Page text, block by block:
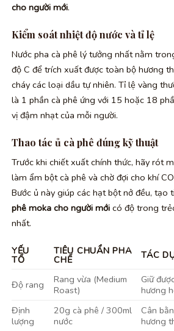
cho người mới.
Kiểm soát nhiệt độ nước và tỉ lệ
Nước pha cà phê lý tưởng nhất nằm
độ C để trích xuất được toàn bộ hương
cháy các loại dầu tự nhiên. Tỉ lệ vàng
là 1 phần cà phê ứng với 15 hoặc 18
vị đậm nhạt của mỗi người.
Thao tác ủ cà phê đúng kỹ thuật
Trước khi chiết xuất chính thức, hãy rót
làm ẩm bột cà phê và chờ đợi cho khí
Bước ủ này giúp các hạt bột nở đều, tạo
phê moka cho người mới có độ trong
nhất.
YẾU
TỐ
TIÊU CHUẨN PHA
CHẾ TÁC
Độ rang
Rang vừa (Medium
Roast)
Giữ
hương
Định
lượng
20g cà phê / 300ml
nước
Cân
hương